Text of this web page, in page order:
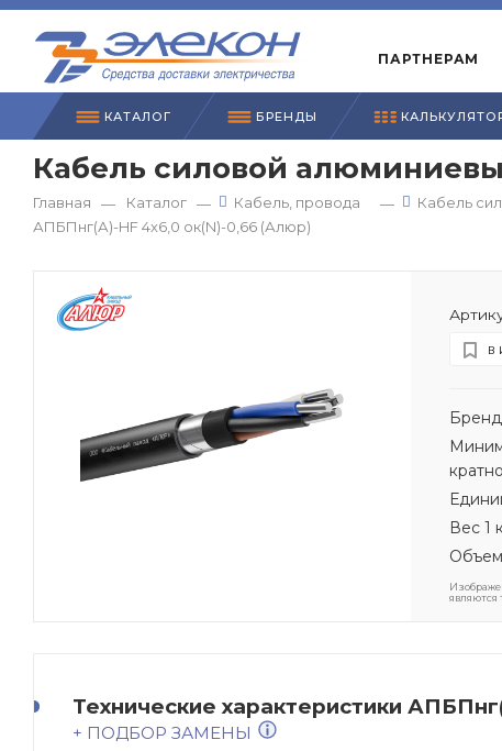
ПАРТНЕРАМ
КАТАЛОГ БРЕНДЫ
Кабель силовой
Главная — Каталог — Кабель, провода — Кабель
АПБПнг(А)-HF 4х6,0 ок(N)-0,66 (Алюр)
В
Бренд
Вес 1
являются
Технические характеристики
+ ПОДБОР ЗАМЕНЫ